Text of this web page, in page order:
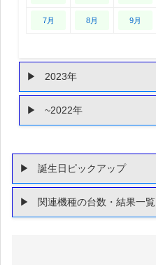
7月 8月 9月
2023年
~2022年
誕生日ピックアップ
関連機種の台数・結果一覧